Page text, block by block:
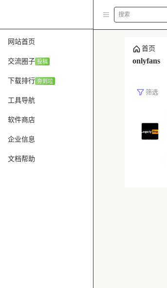
网站首页
交流圈子 投稿
下载排行 夯到垃
工具导航
软件商店
企业信息
文档帮助
搜索
首页
onlyfans
筛选